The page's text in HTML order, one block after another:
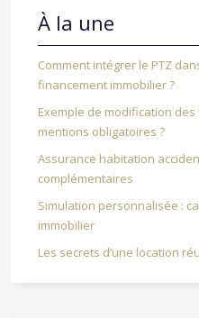
À la une
Comment intégrer le PTZ
financement immobilier ?
Exemple de modification des
mentions obligatoires ?
Assurance habitation
complémentaires
Simulation personnalisée :
immobilier
Les secrets d’une location